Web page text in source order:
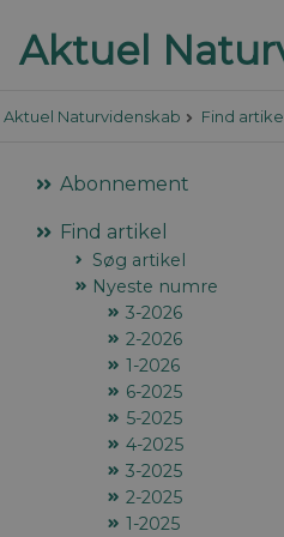
Aktuel Naturvidenskab Find artikel
Abonnement
Find artikel
Søg artikel
Nyeste numre
3-2026
2-2026
1-2026
6-2025
5-2025
4-2025
3-2025
2-2025
1-2025